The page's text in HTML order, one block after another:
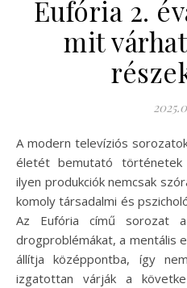
Eufória 2.
mit
A modern televíziós sorozatok világában a fiatal generáció
életét bemutató történetek
ilyen produkciók nemcsak
komoly társadalmi és
Az Eufória című sorozat
drogproblémákat, a mentális
állítja középpontba, így
izgatottan várják a